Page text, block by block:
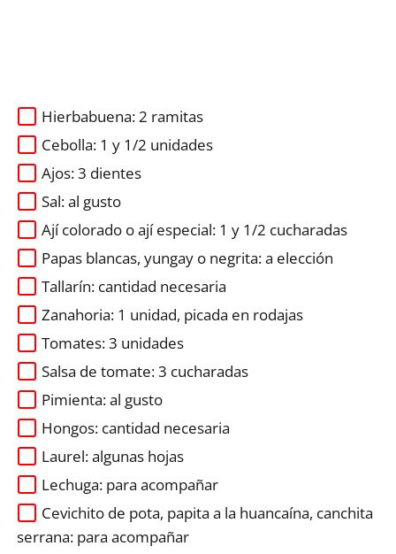
Hierbabuena: 2 ramitas
Cebolla: 1 y 1/2 unidades
Ajos: 3 dientes
Sal: al gusto
Ají colorado o ají especial: 1 y 1/2 cucharadas
Papas blancas, yungay o negrita: a elección
Tallarín: cantidad necesaria
Zanahoria: 1 unidad, picada en rodajas
Tomates: 3 unidades
Salsa de tomate: 3 cucharadas
Pimienta: al gusto
Hongos: cantidad necesaria
Laurel: algunas hojas
Lechuga: para acompañar
Cevichito de pota, papita a la huancaína, canchita
serrana: para acompañar